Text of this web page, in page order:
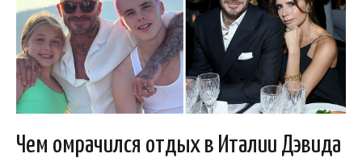
Чем омрачился отдых в Италии Дэвида